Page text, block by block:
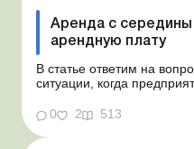
Аренда с середины
арендную плату
В статье ответим на
ситуации, когда
действовать с середины
арендует у физлица
Согласно условиям
0 2 513